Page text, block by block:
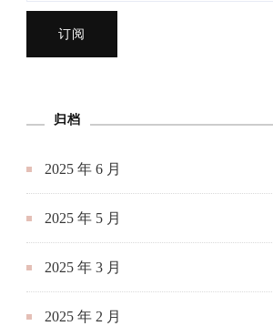
归档
2025 年 6 月
2025 年 5 月
2025 年 3 月
2025 年 2 月